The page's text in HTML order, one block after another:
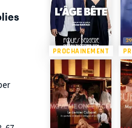
PROCHAINEMENT